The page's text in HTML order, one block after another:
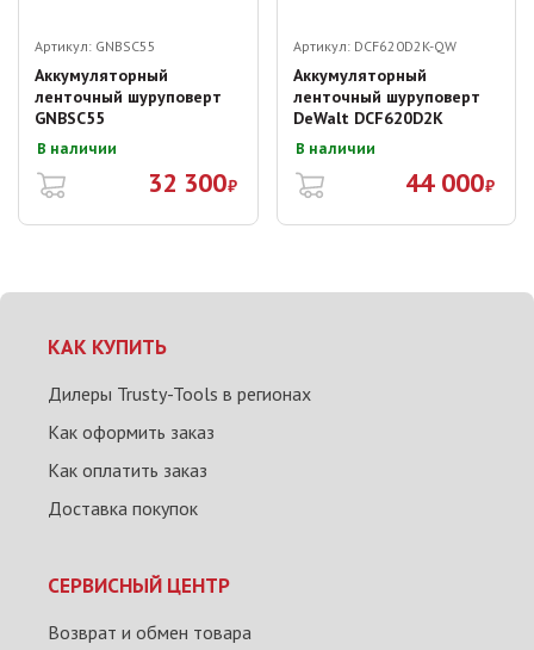
Артикул: GNBSC55
Аккумуляторный
ленточный шуруповерт
GNBSC55
В наличии
32 300₽
Артикул: DCF620D2K-QW
Аккумуляторный
ленточный шуруповерт
DeWalt DCF620D2K
В наличии
44 000₽
КАК КУПИТЬ
Дилеры Trusty-Tools в регионах
Как оформить заказ
Как оплатить заказ
Доставка покупок
СЕРВИСНЫЙ ЦЕНТР
Возврат и обмен товара